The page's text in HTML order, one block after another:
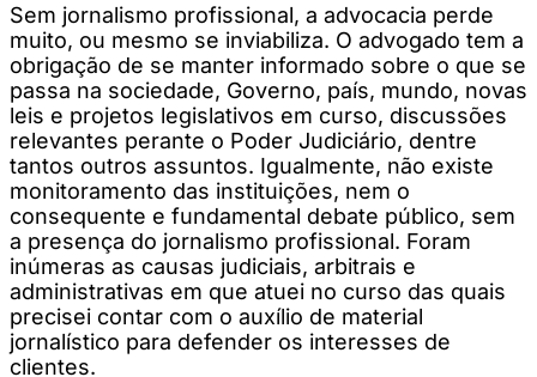
Sem jornalismo profissional, a advocacia perde
muito, ou mesmo se inviabiliza. O advogado tem a
obrigação de se manter informado sobre o que se
passa na sociedade, Governo, país, mundo, novas
leis e projetos legislativos em curso, discussões
relevantes perante o Poder Judiciário, dentre
tantos outros assuntos. Igualmente, não existe
monitoramento das instituições, nem o
consequente e fundamental debate público, sem
a presença do jornalismo profissional. Foram
inúmeras as causas judiciais, arbitrais e
administrativas em que atuei no curso das quais
precisei contar com o auxílio de material
jornalístico para defender os interesses de
clientes.